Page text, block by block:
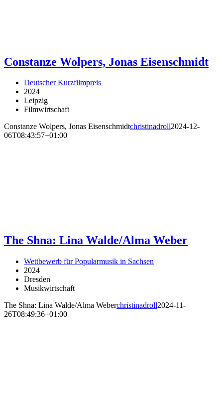
Constanze Wolpers, Jonas Eisenschmidt
Deutscher Kurzfilmpreis
2024
Leipzig
Filmwirtschaft
Constanze Wolpers, Jonas Eisenschmidtchristinadroll2024-12-
06T08:43:57+01:00
The Shna: Lina Walde/Alma Weber
Wettbewerb für Popularmusik in Sachsen
2024
Dresden
Musikwirtschaft
The Shna: Lina Walde/Alma Weberchristinadroll2024-11-
26T08:49:36+01:00